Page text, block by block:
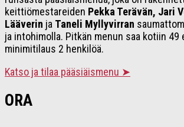
keittiömestareiden Pekka Terävän, Jari
Lääverin ja Taneli Myllyvirran
ja intohimolla. Pitkän menun saa kotiin 49
minimitilaus 2 henkilöä.
Katso ja tilaa pääsiäismenu ➤
ORA